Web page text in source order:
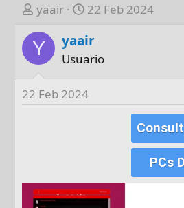
A
t
o
r
yaair
F
c
h
d
e
i
o
22 Feb 2024
Y yaair
Usuario
22 Feb 2024
PCs